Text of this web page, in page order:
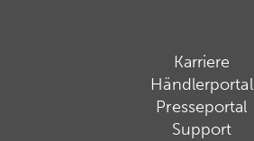
Karriere
Händlerportal
Presseportal
Support